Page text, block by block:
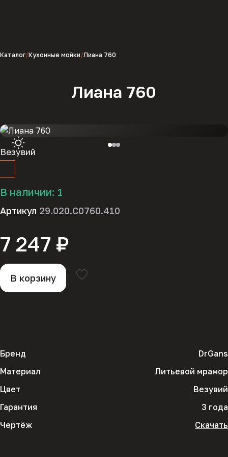
Каталог Кухонные мойки Лиана 760
Лиана 760
В наличии: 1
Артикул 29.020.C0760.410
7 247 ₽
В корзину
Везувий
Бренд
DrGans
Материал
Литьевой мрамор
Цвет
Везувий
Гарантия
3 года
Чертёж
Скачать